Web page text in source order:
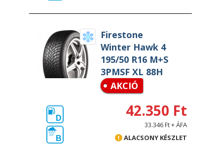
Firestone
Winter Hawk 4
195/50 R16 M+S
3PMSF XL 88H
AKCIÓ
D
B
42.350 Ft
33.346 Ft + ÁFA
ALACSONY KÉSZLET